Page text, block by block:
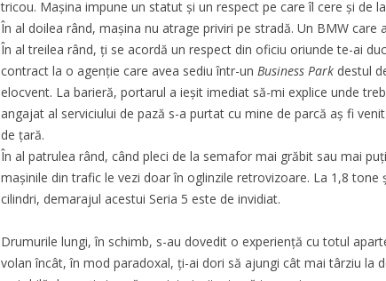
tricou. Mașina impune un statut și un respect pe care îl cere și de
În al doilea rând, mașina nu atrage priviri pe stradă. Un BMW care
În al treilea rând, ți se acordă un respect din oficiu oriunde te-ai
contract la o agenție care avea sediu într-un Business Park destul
elocvent. La barieră, portarul a ieșit imediat să-mi explice unde
angajat al serviciului de pază s-a purtat cu mine de parcă aș fi
de țară.
În al patrulea rând, când pleci de la semafor mai grăbit sau mai
mașinile din trafic le vezi doar în oglinzile retrovizoare. La 1,8
cilindri, demarajul acestui Seria 5 este de invidiat.
Drumurile lungi, în schimb, s-au dovedit o experiență cu totul
volan încât, în mod paradoxal, ți-ai dori să ajungi cât mai târziu la